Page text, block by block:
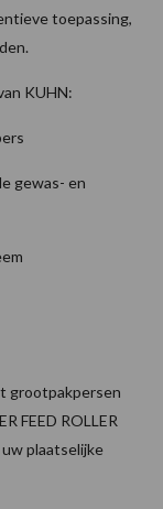
toepassing,
KUHN:
gewas- en
grootpakpersen
FEED ROLLER
plaatselijke